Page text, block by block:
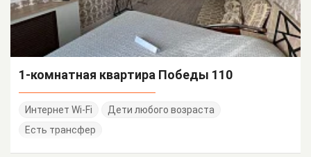
1-комнатная квартира Победы 110
Интернет Wi-Fi
Дети любого возраста
Есть трансфер